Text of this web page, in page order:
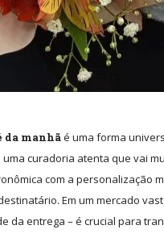
da manhãé uma forma
curadoria atenta que vai
com a personalização
Em um mercado
da entrega – é crucial para